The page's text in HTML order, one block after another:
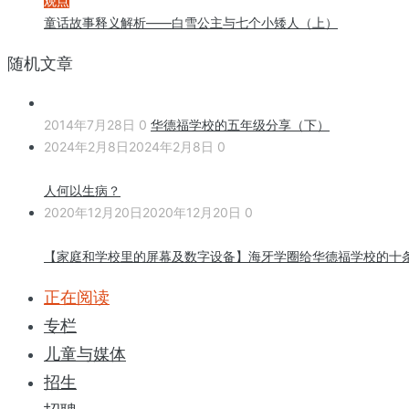
童话故事释义解析——白雪公主与七个小矮人（上）
随机文章
2014年7月28日 0 华德福学校的五年级分享（下）
2024年2月8日2024年2月8日 0
人何以生病？
2020年12月20日2020年12月20日 0
【家庭和学校里的屏幕及数字设备】海牙学圈给华德福学校的十
正在阅读
专栏
儿童与媒体
招生